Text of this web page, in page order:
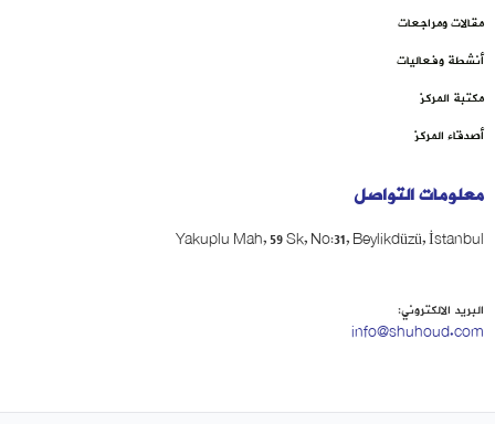
مقالات ومراجعات
أنشطة وفعاليات
مكتبة المركز
أصدقاء المركز
معلومات التواصل
Yakuplu Mah, 59 Sk, No:31, Beylikdüzü, İstanbul
البريد الالكتروني:
info@shuhoud.com